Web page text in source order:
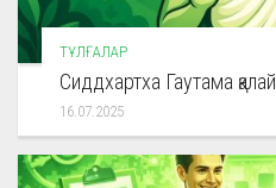
ТҰЛҒАЛАР
Сиддхартха Гаутама
16.07.2025